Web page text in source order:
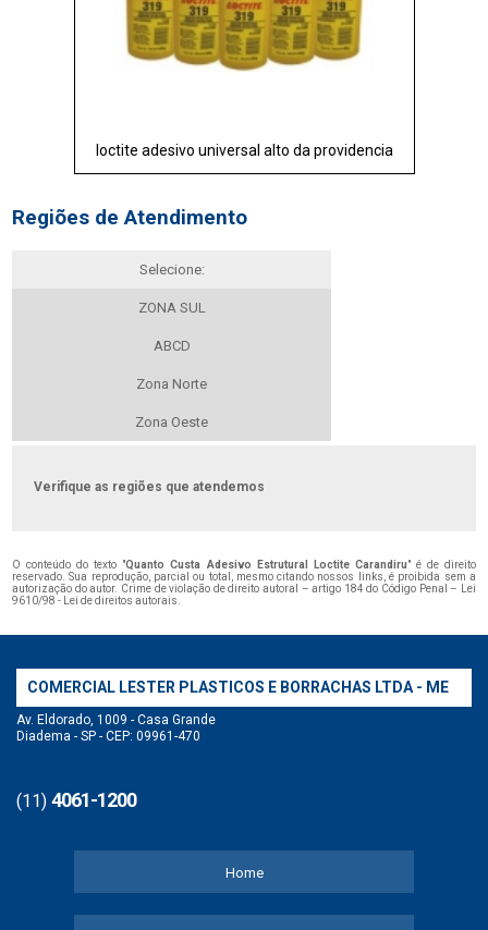
loctite adesivo universal alto da providencia
Regiões de Atendimento
Selecione:
ZONA SUL
ABCD
Zona Norte
Zona Oeste
Verifique as regiões que atendemos
O conteúdo do texto "Quanto Custa Adesivo Estrutural Loctite Carandiru" é de direito
reservado. Sua reprodução, parcial ou total, mesmo citando nossos links, é proibida sem a
autorização do autor. Crime de violação de direito autoral – artigo 184 do Código Penal – Lei
9610/98 - Lei de direitos autorais.
COMERCIAL LESTER PLASTICOS E BORRACHAS LTDA - ME
Av. Eldorado, 1009 - Casa Grande
Diadema - SP - CEP: 09961-470
(11) 4061-1200
Home